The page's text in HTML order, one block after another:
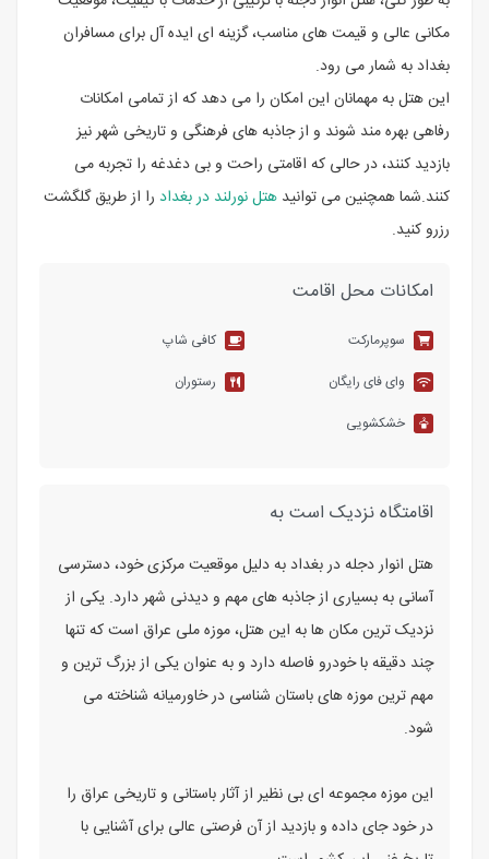
مکانی عالی و قیمت های مناسب، گزینه ای ایده آل برای مسافران
بغداد به شمار می رود.
این هتل به مهمانان این امکان را می دهد که از تمامی امکانات
رفاهی بهره مند شوند و از جاذبه های فرهنگی و تاریخی شهر نیز
بازدید کنند، در حالی که اقامتی راحت و بی دغدغه را تجربه می
کنند.شما همچنین می توانید هتل نورلند در بغداد را از طریق گلگشت
رزرو کنید.
امکانات محل اقامت
سوپرمارکت
کافی شاپ
وای فای رایگان
رستوران
خشکشویی
اقامتگاه نزدیک است به
هتل انوار دجله در بغداد به دلیل موقعیت مرکزی خود، دسترسی
آسانی به بسیاری از جاذبه های مهم و دیدنی شهر دارد. یکی از
نزدیک ترین مکان ها به این هتل، موزه ملی عراق است که تنها
چند دقیقه با خودرو فاصله دارد و به عنوان یکی از بزرگ ترین و
مهم ترین موزه های باستان شناسی در خاورمیانه شناخته می
شود.
این موزه مجموعه ای بی نظیر از آثار باستانی و تاریخی عراق را
در خود جای داده و بازدید از آن فرصتی عالی برای آشنایی با